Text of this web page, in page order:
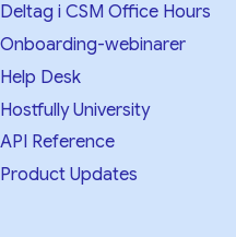
Deltag i CSM Office Hours
Onboarding-webinarer
Help Desk
Hostfully University
API Reference
Product Updates